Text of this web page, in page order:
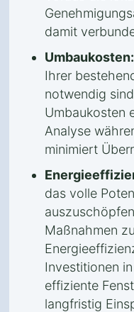
damit
Umbaukosten:
Ihrer
notwendig
Umbaukosten
Analyse
minimiert
das volle
Maßnahmen
Investitionen
effiziente
langfristig